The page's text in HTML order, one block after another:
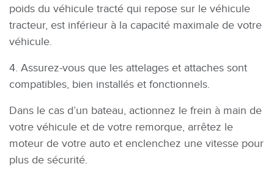
poids du véhicule tracté qui repose sur le véhicule
tracteur, est inférieur à la capacité maximale de votre
véhicule.
4. Assurez-vous que les attelages et attaches sont
compatibles, bien installés et fonctionnels.
Dans le cas d’un bateau, actionnez le frein à main de
votre véhicule et de votre remorque, arrêtez le
moteur de votre auto et enclenchez une vitesse pour
plus de sécurité.